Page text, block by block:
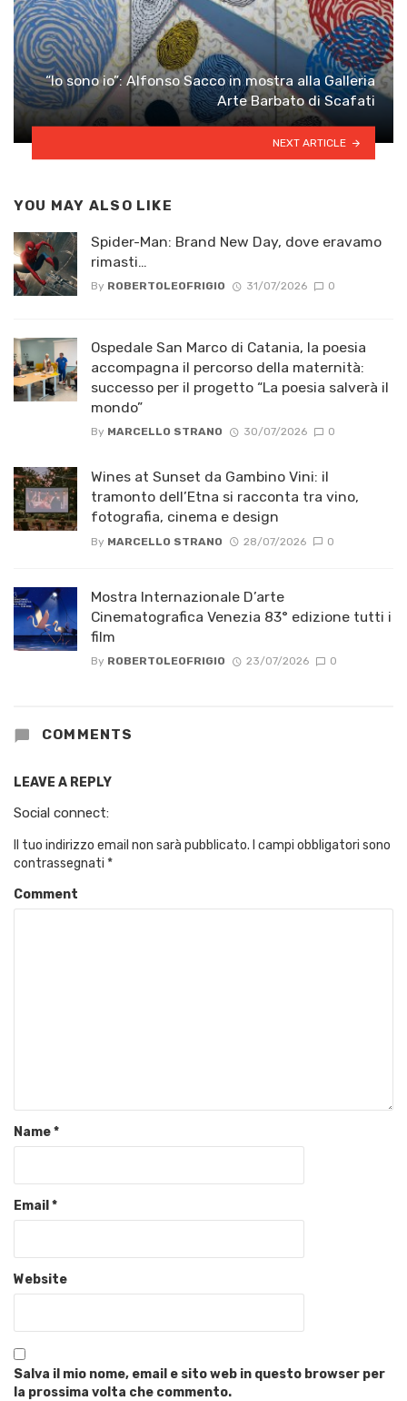
“Io sono io”: Alfonso Sacco in mostra alla Galleria
Arte Barbato di Scafati
NEXT ARTICLE
YOU MAY ALSO LIKE
Spider-Man: Brand New Day, dove eravamo
rimasti…
By ROBERTOLEOFRIGIO 31/07/2026 0
Ospedale San Marco di Catania, la poesia
accompagna il percorso della maternità:
successo per il progetto “La poesia salverà il
mondo”
By MARCELLO STRANO 30/07/2026 0
Wines at Sunset da Gambino Vini: il
tramonto dell’Etna si racconta tra vino,
fotografia, cinema e design
By MARCELLO STRANO 28/07/2026 0
Mostra Internazionale D’arte
Cinematografica Venezia 83° edizione tutti i
film
By ROBERTOLEOFRIGIO 23/07/2026 0
COMMENTS
LEAVE A REPLY
Social connect:
Il tuo indirizzo email non sarà pubblicato. I campi obbligatori sono
contrassegnati *
Comment
Name*
Email *
Website
Salva il mio nome, email e sito web in questo browser per
la prossima volta che commento.